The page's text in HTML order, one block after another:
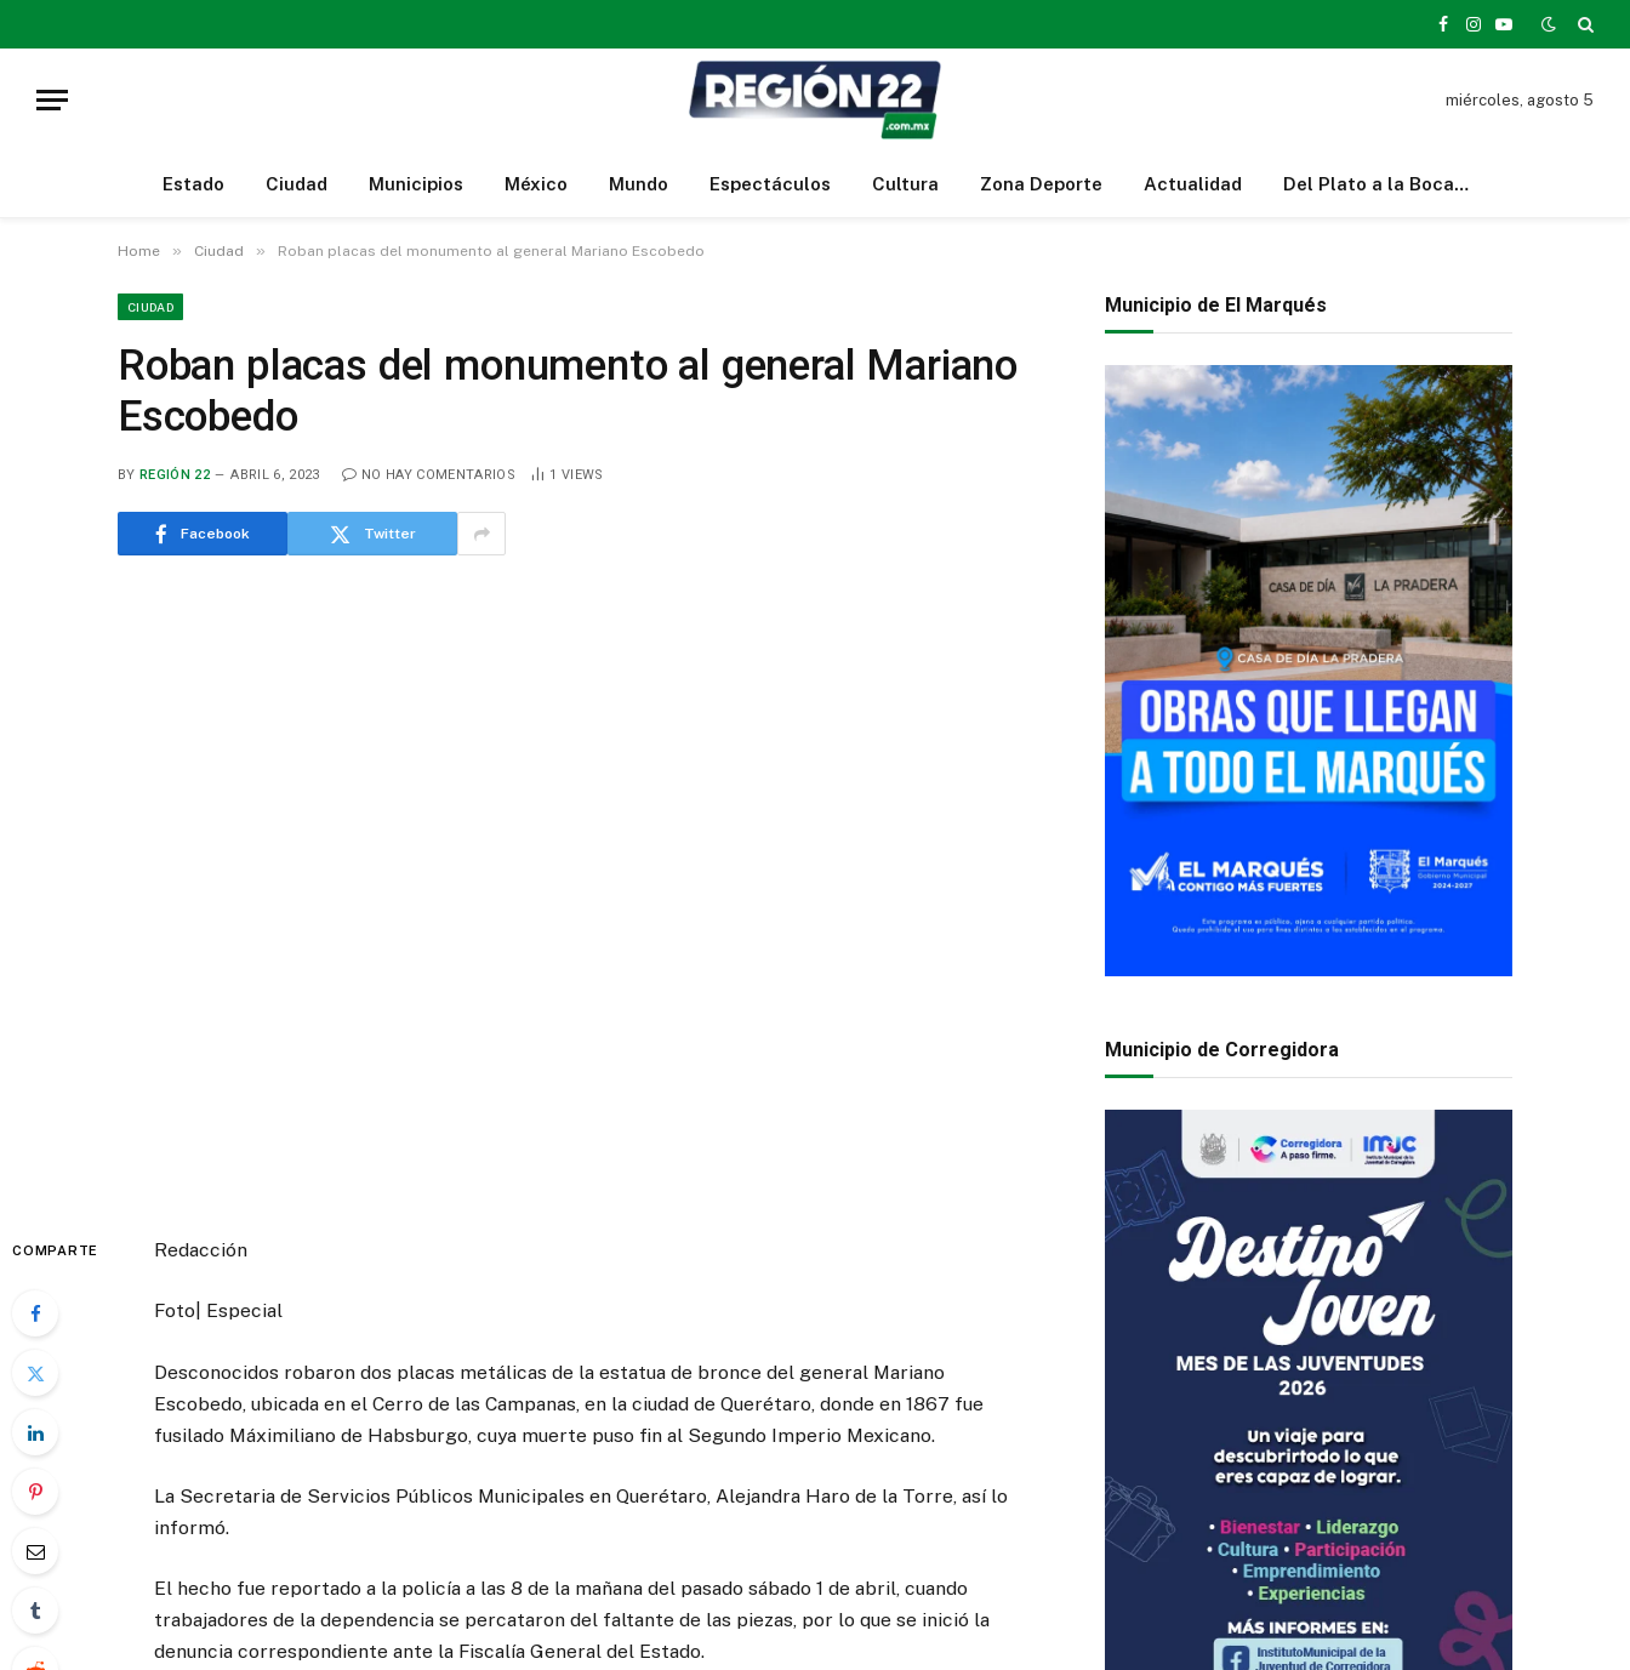
Facebook
Instagram
YouTube
miércoles, agosto 5
Estado Ciudad Municipios México Mundo Espectáculos Cultura Zona Deporte Actualidad Del Plato a la Boca…
Home » Ciudad » Roban placas del monumento al general Mariano Escobedo
CIUDAD
Roban placas del monumento al general Mariano
Escobedo
BY REGIÓN 22 ABRIL 6, 2023 NO HAY COMENTARIOS 1 VIEWS
Facebook Twitter
COMPARTE Redacción
Foto| Especial
Desconocidos robaron dos placas metálicas de la estatua de bronce del general Mariano
Escobedo, ubicada en el Cerro de las Campanas, en la ciudad de Querétaro, donde en 1867 fue
fusilado Máximiliano de Habsburgo, cuya muerte puso fin al Segundo Imperio Mexicano.
La Secretaria de Servicios Públicos Municipales en Querétaro, Alejandra Haro de la Torre, así lo
informó.
El hecho fue reportado a la policía a las 8 de la mañana del pasado sábado 1 de abril, cuando
trabajadores de la dependencia se percataron del faltante de las piezas, por lo que se inició la
denuncia correspondiente ante la Fiscalía General del Estado.
Municipio de El Marqués
Municipio de Corregidora